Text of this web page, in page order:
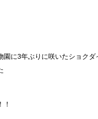
園に3年ぶりに咲いたショク